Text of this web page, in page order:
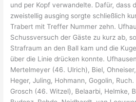
und per Kopf verwandelte. Dafür, dass
zweistellig ausging sorgte schließlich
Trabert mit Treffer Nummer zehn.
Schussversuch der Gäste zu kurz ab,
Strafraum an den Ball kam und die
über die Linie drücken konnte.
Mertelmeyer (46. Ulrich), Biel,
Heger, Juling, Hohmann, Gogolin,
Grosch (46. Witzel), Belaarbi, Helmke,